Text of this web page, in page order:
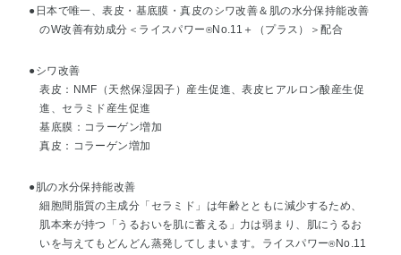
●日本で唯一、表皮・基底膜・真皮のシワ改善＆肌の水分保持能改善
のW改善有効成分＜ライスパワー®No.11＋（プラス）＞配合
●シワ改善
表皮：NMF（天然保湿因子）産生促進、表皮ヒアルロン酸産生促
進、セラミド産生促進
基底膜：コラーゲン増加
真皮：コラーゲン増加
●肌の水分保持能改善
細胞間脂質の主成分「セラミド」は年齢とともに減少するため、
肌本来が持つ「うるおいを肌に蓄える」力は弱まり、肌にうるお
いを与えてもどんどん蒸発してしまいます。ライスパワー®No.11